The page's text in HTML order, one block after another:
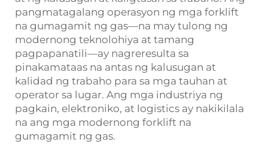
pangmatagalang operasyon ng mga forklift
na gumagamit ng gas—na may tulong ng
modernong teknolohiya at tamang
pagpapanatili—ay nagreresulta sa
pinakamataas na antas ng kalusugan at
kalidad ng trabaho para sa mga tauhan at
operator sa lugar. Ang mga industriya ng
pagkain, elektroniko, at logistics ay nakikilala
na ang mga modernong forklift na
gumagamit ng gas.